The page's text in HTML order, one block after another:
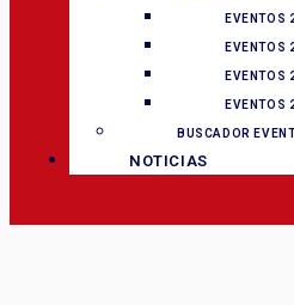
EVENTOS
EVENTOS
EVENTOS
EVENTOS
BUSCADOR
NOTICIAS